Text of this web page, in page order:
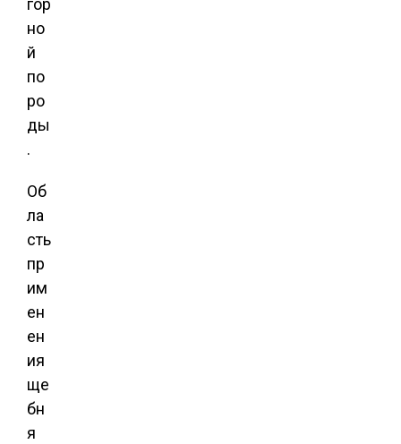
гор
но
й
по
ро
ды
.
Об
ла
сть
пр
им
ен
ен
ия
ще
бн
я